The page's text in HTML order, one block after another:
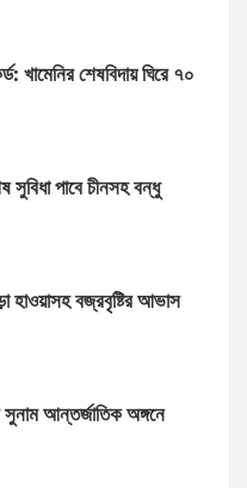
খামেনির শেষবিদায় ঘিরে ৭০
সুবিধা পাবে চীনসহ বন্ধু
হাওয়াসহ বজ্রবৃষ্টির আভাস
সুনাম আন্তর্জাতিক অঙ্গনে